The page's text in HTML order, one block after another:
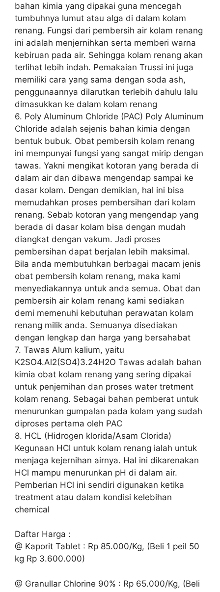
bahan kimia yang dipakai guna mencegah
tumbuhnya lumut atau alga di dalam kolam
renang. Fungsi dari pembersih air kolam renang
ini adalah menjernihkan serta memberi warna
kebiruan pada air. Sehingga kolam renang akan
terlihat lebih indah. Pemakaian Trussi ini juga
memiliki cara yang sama dengan soda ash,
penggunaannya dilarutkan terlebih dahulu lalu
dimasukkan ke dalam kolam renang
6. Poly Aluminum Chloride (PAC) Poly Aluminum
Chloride adalah sejenis bahan kimia dengan
bentuk bubuk. Obat pembersih kolam renang
ini mempunyai fungsi yang sangat mirip dengan
tawas. Yakni mengikat kotoran yang berada di
dalam air dan dibawa mengendap sampai ke
dasar kolam. Dengan demikian, hal ini bisa
memudahkan proses pembersihan dari kolam
renang. Sebab kotoran yang mengendap yang
berada di dasar kolam bisa dengan mudah
diangkat dengan vakum. Jadi proses
pembersihan dapat berjalan lebih maksimal.
Bila anda membutuhkan berbagai macam jenis
obat pembersih kolam renang, maka kami
menyediakannya untuk anda semua. Obat dan
pembersih air kolam renang kami sediakan
demi memenuhi kebutuhan perawatan kolam
renang milik anda. Semuanya disediakan
dengan lengkap dan harga yang bersahabat
7. Tawas Alum kalium, yaitu
K2SO4.Al2(SO4)3.24H2O Tawas adalah bahan
kimia obat kolam renang yang sering dipakai
untuk penjernihan dan proses water tretment
kolam renang. Sebagai bahan pemberat untuk
menurunkan gumpalan pada kolam yang sudah
diproses pertama oleh PAC
8. HCL (Hidrogen klorida/Asam Clorida)
Kegunaan HCl untuk kolam renang ialah untuk
menjaga kejernihan airnya. Hal ini dikarenakan
HCl mampu menurunkan pH di dalam air.
Pemberian HCl ini sendiri digunakan ketika
treatment atau dalam kondisi kelebihan
chemical
Daftar Harga :
@ Kaporit Tablet : Rp 85.000/Kg, (Beli 1 peil 50
kg Rp 3.600.000)
@ Granullar Chlorine 90% : Rp 65.000/Kg, (Beli